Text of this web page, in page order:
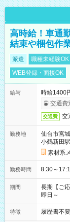
高時給！車通
結束や梱包作
派遣 職種未経験OK
WEB登録・面接OK
給与
時給1400
交通費
交通費 交
勤務地
仙台市宮
小鶴新田
素材系
勤務時間
期間
長期【ご
即日～
特徴 履歴書不要